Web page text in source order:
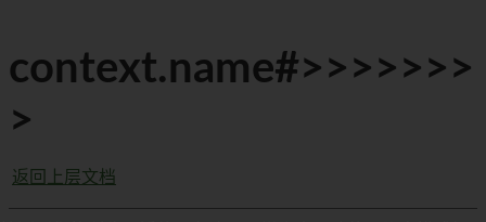
context.name#>>>>>>>
>
返回上层文档